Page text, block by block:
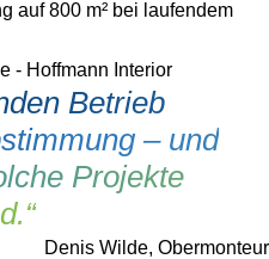
Betrieb
– und
Projekte
Denis Wilde, Obermonteur